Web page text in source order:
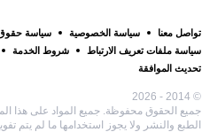
تواصل معنا سياسة الخصوصية
سياسة حقوق
سياسة ملفات تعريف الارتباط
شروط الخدمة
تحديث الموافقة
© 2014 - 2026
جميع الحقوق محفوظة. جميع المواد على هذا
الطبع والنشر ولا يجوز استخدامها ما لم يتم